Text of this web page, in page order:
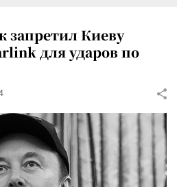
запретил Киеву
для ударов по